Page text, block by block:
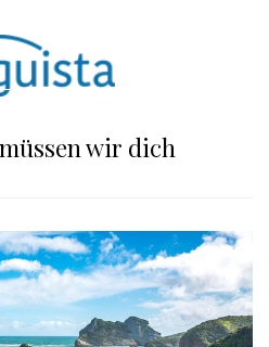
wir dich